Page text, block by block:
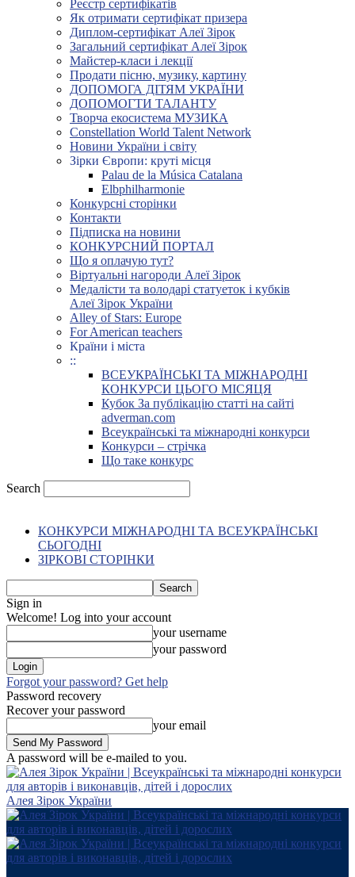
Реєстр сертифікатів
Як отримати сертифікат призера
Диплом-сертифікат Алеї Зірок
Загальний сертифікат Алеї Зірок
Майстер-класи і лекції
Продати пісню, музику, картину
ДОПОМОГА ДІТЯМ УКРАЇНИ
ДОПОМОГТИ ТАЛАНТУ
Творча екосистема МУЗИКА
Constellation World Talent Network
Новини України і світу
Зірки Європи: круті місця
Palau de la Música Catalana
Elbphilharmonie
Конкурсні сторінки
Контакти
Підписка на новини
КОНКУРСНИЙ ПОРТАЛ
Що я оплачую тут?
Віртуальні нагороди Алеї Зірок
Медалісти та володарі статуеток і кубків
Алеї Зірок України
Alley of Stars: Europe
For American teachers
Країни і міста
::
ВСЕУКРАЇНСЬКІ ТА МІЖНАРОДНІ
КОНКУРСИ ЦЬОГО МІСЯЦЯ
Кубок За публікацію статті на сайті
adverman.com
Всеукраїнські та міжнародні конкурси
Конкурси – стрічка
Що таке конкурс
Search
КОНКУРСИ МІЖНАРОДНІ ТА ВСЕУКРАЇНСЬКІ
СЬОГОДНІ
ЗІРКОВІ СТОРІНКИ
Sign in
Welcome! Log into your account
your username
your password
Forgot your password? Get help
Password recovery
Recover your password
your email
A password will be e-mailed to you.
Алея Зірок України